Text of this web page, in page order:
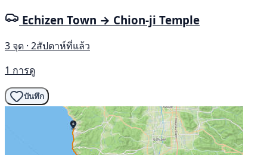
Echizen Town → Chion-ji Temple
3 จุด · 2สัปดาห์ที่แล้ว
1 การดู
บันทึก